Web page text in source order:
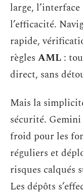
large,
l’efficacité.
rapide,
règles AML :
direct, sans
Mais la
sécurité.
froid pour les
réguliers et
risques calqués
Les dépôts